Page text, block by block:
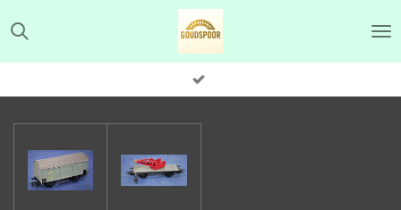
direct
hoofdinhoud